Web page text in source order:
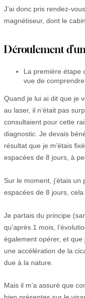
J’ai donc pris rendez-
magnétiseur, dont le
Déroulement
La première étape
vue de
Quand je lui ai dit que je
au laser, il n’était pas
consultaient pour cette
diagnostic. Je devais
résultat que je m’étais
espacées de 8 jours, à
Sur le moment, j’étais
espacées de 8 jours,
Je partais du principe
qu’après 1 mois,
également opérer, et
une accélération de la
due à la nature.
Mais il m’a assuré que